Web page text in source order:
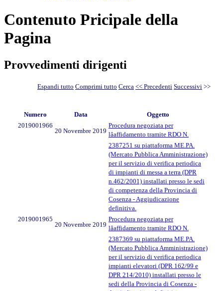
Contenuto Pricipale della
Pagina
Provvedimenti dirigenti
Espandi tutto Comprimi tutto Cerca << Precedenti Successivi >>
Numero Data
Oggetto
2019001966
20 Novembre 2019
Procedura negoziata per
lâaffidamento tramite RDO N.
2387251 su piattaforma ME.PA.
(Mercato Pubblica Amministrazione)
per il servizio di verifica periodica
di impianti di messa a terra (DPR
n.462/2001) installati presso le sedi
di competenza della Provincia di
Cosenza - Aggiudicazione
definitiva.
2019001965
20 Novembre 2019
Procedura negoziata per
lâaffidamento tramite RDO N.
2387369 su piattaforma ME.PA.
(Mercato Pubblica Amministrazione)
per il servizio di verifica periodica
impianti elevatori (DPR 162/99 e
DPR 214/2010) installati presso le
sedi della Provincia di Cosenza -